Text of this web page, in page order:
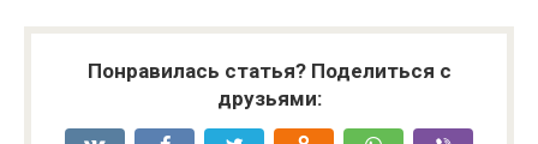
Понравилась статья? Поделиться с
друзьями: